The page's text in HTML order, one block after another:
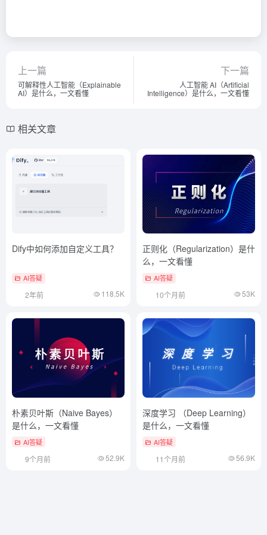
上一篇
可解释性人工智能（Explainable
AI）是什么，一文看懂
下一篇
人工智能 AI（Artificial
Intelligence）是什么，一文看懂
相关文章
Dify中如何添加自定义工具？
AI答疑
2年前 118.5K
正则化（Regularization）是什
么，一文看懂
AI答疑
10个月前 53K
朴素贝叶斯（Naive Bayes）
是什么，一文看懂
AI答疑
9个月前 52.9K
深度学习 （Deep Learning）
是什么，一文看懂
AI答疑
11个月前 56.9K